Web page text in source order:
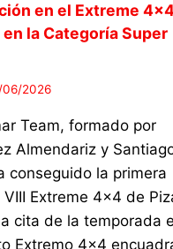
en el Extreme
la Categoría Super
2026
Team, formado por
Almendariz y
conseguido la primera
Extreme 4×4 de
cita de la temporada
Extremo 4×4